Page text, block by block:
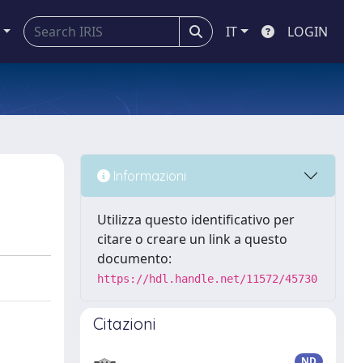
IT LOGIN
Informazioni
Utilizza questo identificativo per
citare o creare un link a questo
documento:
https://hdl.handle.net/11572/45730
Citazioni